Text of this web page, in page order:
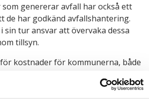
genererar avfall har också ett
de har godkänd avfallshantering.
sin tur ansvar att övervaka dessa
tillsyn.
kostnader för kommunerna, både
sätt. Kommunerna arbetar
kring korrekt